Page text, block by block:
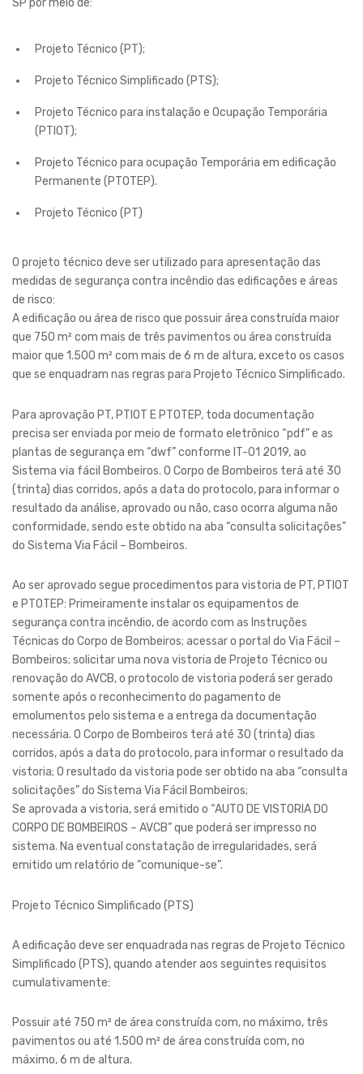
SP por meio de:
Projeto Técnico (PT);
Projeto Técnico Simplificado (PTS);
Projeto Técnico para instalação e Ocupação Temporária
(PTIOT);
Projeto Técnico para ocupação Temporária em edificação
Permanente (PTOTEP).
Projeto Técnico (PT)
O projeto técnico deve ser utilizado para apresentação das
medidas de segurança contra incêndio das edificações e áreas
de risco:
A edificação ou área de risco que possuir área construída maior
que 750 m² com mais de três pavimentos ou área construída
maior que 1.500 m² com mais de 6 m de altura, exceto os casos
que se enquadram nas regras para Projeto Técnico Simplificado.
Para aprovação PT, PTIOT E PTOTEP, toda documentação
precisa ser enviada por meio de formato eletrônico “pdf” e as
plantas de segurança em “dwf” conforme IT-01 2019, ao
Sistema via fácil Bombeiros. O Corpo de Bombeiros terá até 30
(trinta) dias corridos, após a data do protocolo, para informar o
resultado da análise, aprovado ou não, caso ocorra alguma não
conformidade, sendo este obtido na aba “consulta solicitações”
do Sistema Via Fácil – Bombeiros.
Ao ser aprovado segue procedimentos para vistoria de PT, PTIOT
e PTOTEP: Primeiramente instalar os equipamentos de
segurança contra incêndio, de acordo com as Instruções
Técnicas do Corpo de Bombeiros; acessar o portal do Via Fácil –
Bombeiros; solicitar uma nova vistoria de Projeto Técnico ou
renovação do AVCB, o protocolo de vistoria poderá ser gerado
somente após o reconhecimento do pagamento de
emolumentos pelo sistema e a entrega da documentação
necessária. O Corpo de Bombeiros terá até 30 (trinta) dias
corridos, após a data do protocolo, para informar o resultado da
vistoria; O resultado da vistoria pode ser obtido na aba “consulta
solicitações” do Sistema Via Fácil Bombeiros;
Se aprovada a vistoria, será emitido o “AUTO DE VISTORIA DO
CORPO DE BOMBEIROS – AVCB” que poderá ser impresso no
sistema. Na eventual constatação de irregularidades, será
emitido um relatório de “comunique-se”.
Projeto Técnico Simplificado (PTS)
A edificação deve ser enquadrada nas regras de Projeto Técnico
Simplificado (PTS), quando atender aos seguintes requisitos
cumulativamente:
Possuir até 750 m² de área construída com, no máximo, três
pavimentos ou até 1.500 m² de área construída com, no
máximo, 6 m de altura.